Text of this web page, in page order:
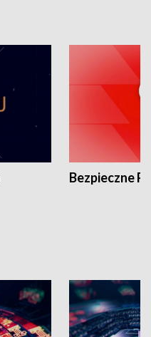
Bezpieczne